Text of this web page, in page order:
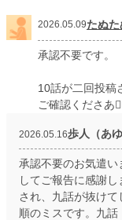
2026.05.09たぬた
承認不要です。
10話が二回投稿
ご確認くださあ
2026.05.16歩人（あゆ
承認不要のお気遣
してご報告に感謝
され、九話が抜け
順のミスです。九